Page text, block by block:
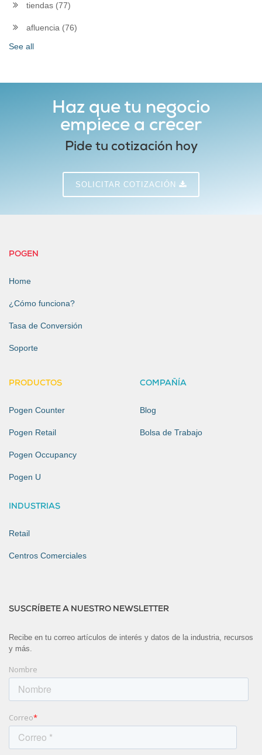
tiendas (77)
afluencia (76)
See all
Haz que tu negocio
empiece a crecer
Pide tu cotización hoy
SOLICITAR COTIZACIÓN
POGEN
Home
¿Cómo funciona?
Tasa de Conversión
Soporte
PRODUCTOS
Pogen Counter
Pogen Retail
Pogen Occupancy
Pogen U
INDUSTRIAS
Retail
Centros Comerciales
COMPAÑÍA
Blog
Bolsa de Trabajo
SUSCRÍBETE A NUESTRO NEWSLETTER
Recibe en tu correo artículos de interés y datos de la industria, recursos
y más.
Nombre
Correo*